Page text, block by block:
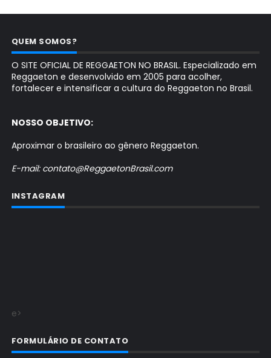
QUEM SOMOS?
O SITE OFICIAL DE REGGAETON NO BRASIL. Especializado em
Reggaeton e desenvolvido em 2005 para acolher,
fortalecer e intensificar a cultura do Reggaeton no Brasil.
NOSSO OBJETIVO:
Aproximar o brasileiro ao gênero Reggaeton.
E-mail: contato@ReggaetonBrasil.com
INSTAGRAM
e>
FORMULÁRIO DE CONTATO